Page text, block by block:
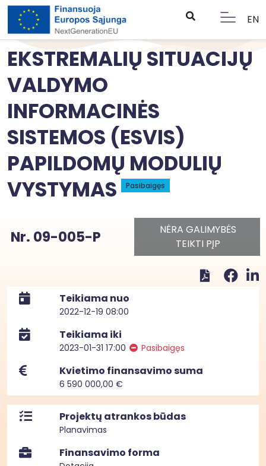
EN
EKSTREMALIŲ SITUACIJŲ
VALDYMO
INFORMACINĖS
SISTEMOS (ESVIS)
PAPILDOMŲ MODULIŲ
VYSTYMAS
Pasibaigęs
Nr. 09-005-P
NĖRA GALIMYBĖS
TEIKTI PĮP
Teikiama nuo
2022-12-19 08:00
Teikiama iki
2023-01-31 17:00 Pasibaigęs
Kvietimo finansavimo suma
6 590 000,00 €
Projektų atrankos būdas
Planavimas
Finansavimo forma